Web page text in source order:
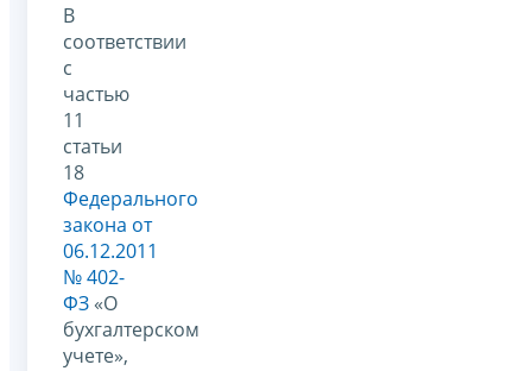
В
соответствии
с
частью
11
статьи
18
Федерального
закона от
06.12.2011
№ 402-
ФЗ «О
бухгалтерском
учете»,